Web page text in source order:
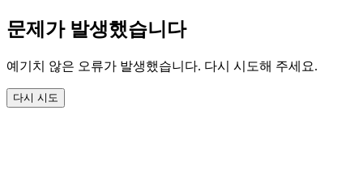
문제가 발생했습니다
예기치 않은 오류가 발생했습니다. 다시 시도해 주세요.
다시 시도